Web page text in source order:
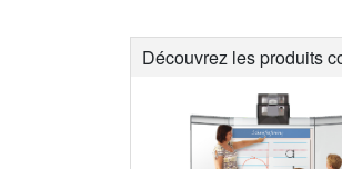
Découvrez les produits